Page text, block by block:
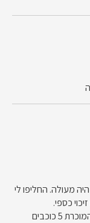
מעולה. החליפו לי
כספי.
כוכבים